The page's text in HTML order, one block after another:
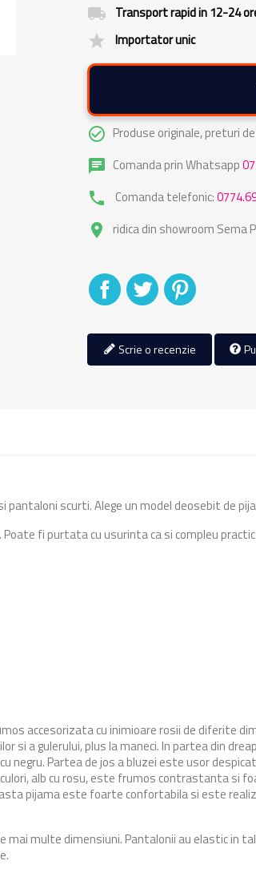
local_shipping Transport rapid in 12-24
grade Importator unic
check_circle_outline Produse originale, preturi
chat Comanda prin Whatsapp
phone Comanda telefonic:
place ridica din showroom Sema
DistribuitiTweet
Scrie o recenzie
pantaloni scurti. Alege un model deosebit de
fi purtata cu usurinta ca si compleu practic
accesorizata cu inimioare rosii de diferite
si a gulerului, plus la maneci. In partea din
Partea de jos a bluzei este usor
alb cu rosu, este frumos contrastanta si
pijama este foarte confortabila si este
multe dimensiuni. Pantalonii au elastic in